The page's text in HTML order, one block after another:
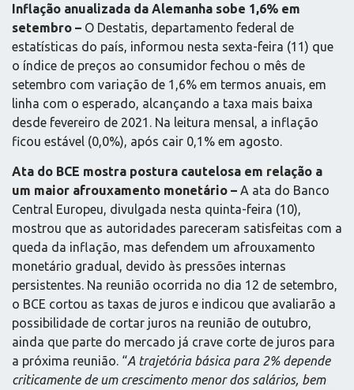
Inflação anualizada da Alemanha sobe 1,6% em
setembro – O Destatis, departamento federal de
estatísticas do país, informou nesta sexta-feira (11) que
o índice de preços ao consumidor fechou o mês de
setembro com variação de 1,6% em termos anuais, em
linha com o esperado, alcançando a taxa mais baixa
desde fevereiro de 2021. Na leitura mensal, a inflação
ficou estável (0,0%), após cair 0,1% em agosto.
Ata do BCE mostra postura cautelosa em relação a
um maior afrouxamento monetário – A ata do Banco
Central Europeu, divulgada nesta quinta-feira (10),
mostrou que as autoridades pareceram satisfeitas com a
queda da inflação, mas defendem um afrouxamento
monetário gradual, devido às pressões internas
persistentes. Na reunião ocorrida no dia 12 de setembro,
o BCE cortou as taxas de juros e indicou que avaliarão a
possibilidade de cortar juros na reunião de outubro,
ainda que parte do mercado já crave corte de juros para
a próxima reunião. “A trajetória básica para 2% depende
criticamente de um crescimento menor dos salários, bem